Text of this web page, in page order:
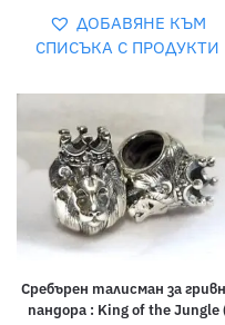
ДОБАВЯНЕ КЪМ
СПИСЪКА С ПРОДУКТИ
Сребърен талисман за
пандора : King of the Jungle